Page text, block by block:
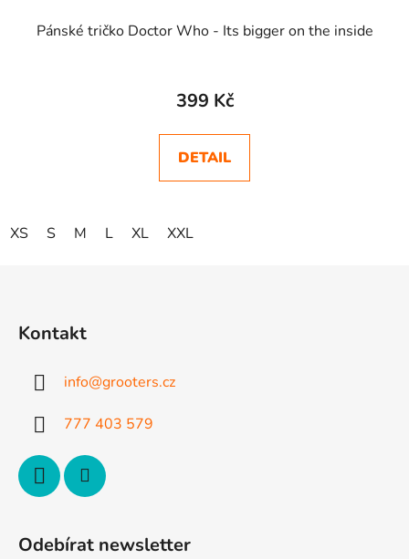
Pánské tričko Doctor Who - Its bigger on the inside
399 Kč
DETAIL
XS S M L XL XXL
Kontakt
info@grooters.cz
777 403 579
Odebírat newsletter